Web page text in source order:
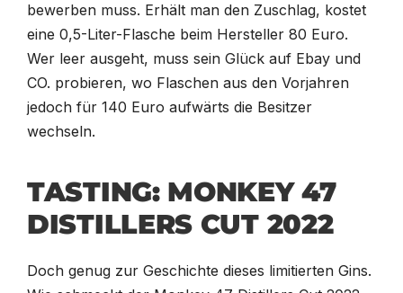
bewerben muss. Erhält man den Zuschlag, kostet
eine 0,5-Liter-Flasche beim Hersteller 80 Euro.
Wer leer ausgeht, muss sein Glück auf Ebay und
CO. probieren, wo Flaschen aus den Vorjahren
jedoch für 140 Euro aufwärts die Besitzer
wechseln.
TASTING: MONKEY 47
DISTILLERS CUT 2022
Doch genug zur Geschichte dieses limitierten Gins.